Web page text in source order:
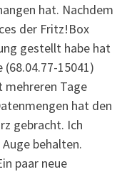
hat. Nachdem
der Fritz!Box
gestellt habe hat
15041)
mehreren Tage
hat den
gebracht. Ich
behalten.
paar neue